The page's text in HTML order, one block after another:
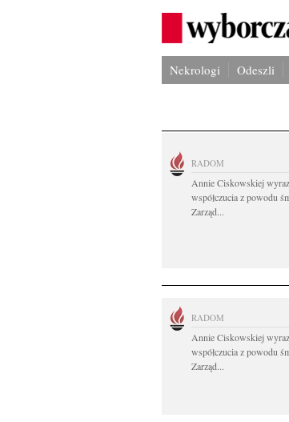
Nekrologi Odeszli
RADOM
Annie Ciskowskiej
współczucia z powodu
Zarząd...
RADOM
Annie Ciskowskiej
współczucia z powodu
Zarząd...